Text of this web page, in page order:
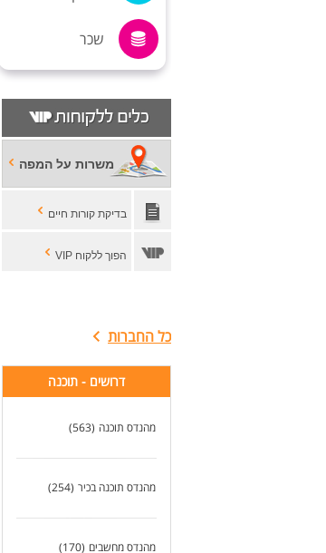
שכר
משרות על המפה
בדיקת קורות חיים
הפוך ללקוח VIP
כל החברות
דרושים - תוכנה
מהנדס תוכנה (563)
מהנדס תוכנה בכיר (254)
מהנדס מחשבים (170)